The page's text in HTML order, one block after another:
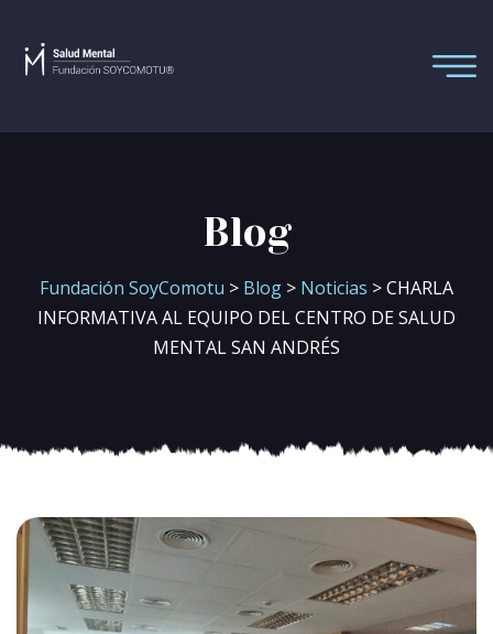
Blog
Fundación SoyComotu > Blog > Noticias > CHARLA
INFORMATIVA AL EQUIPO DEL CENTRO DE SALUD
MENTAL SAN ANDRÉS